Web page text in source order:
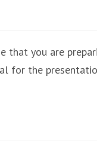
that you are
for the